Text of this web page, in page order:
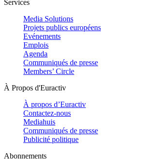
Services
Media Solutions
Projets publics européens
Evénements
Emplois
Agenda
Communiqués de presse
Members’ Circle
À Propos d'Euractiv
À propos d’Euractiv
Contactez-nous
Mediahuis
Communiqués de presse
Publicité politique
Abonnements